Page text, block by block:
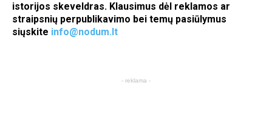
istorijos skeveldras. Klausimus dėl reklamos ar
straipsnių perpublikavimo bei temų pasiūlymus
siųskite info@nodum.lt
- reklama -